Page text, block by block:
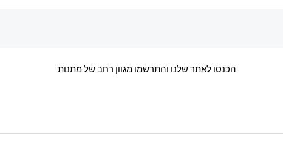
הכנסו לאתר שלנו והתרשמו מגוון רחב של מתנות